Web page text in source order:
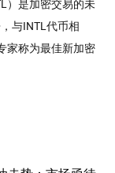
）是加密交易的未
与INTL代币相
家称为最佳新加密